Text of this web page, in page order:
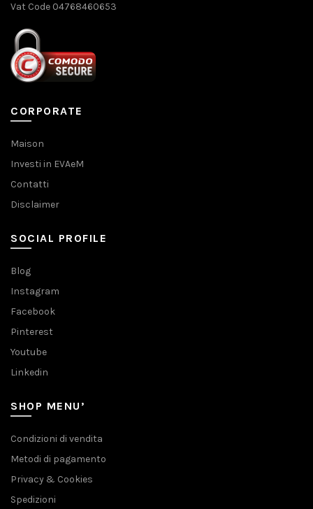
Vat Code 04768460653
CORPORATE
Maison
Investi in EVAeM
Contatti
Disclaimer
SOCIAL PROFILE
Blog
Instagram
Facebook
Pinterest
Youtube
Linkedin
SHOP MENU’
Condizioni di vendita
Metodi di pagamento
Privacy & Cookies
Spedizioni